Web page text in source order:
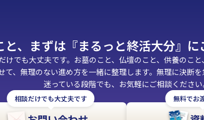
と、​まずは『まるっと​終活大分』に​
けでも大丈夫です。お墓のこと、仏壇のこと、供養のこと
て、無理のない進め方を一緒に整理します。無理に決断を
迷っている段階でも、お気軽にご相談ください
相談だけでも大丈夫です 無料でお